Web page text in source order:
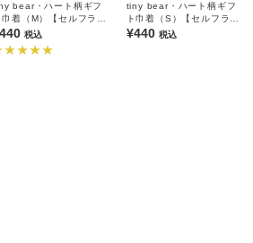
bear・ハート柄ギフ
巾着（M）【セルフラッ
ングにおすすめ】
税込
tiny bear・ハート柄ギフ
ト巾着（S）【セルフラッ
ピングにおすすめ】
¥440 税込